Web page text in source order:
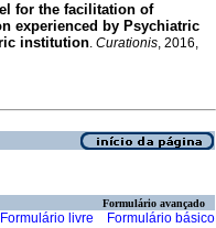
for the facilitation of
experienced by Psychiatric
institution. Curationis, 2016,
Formulário avançado
Formulário livre Formulário básico